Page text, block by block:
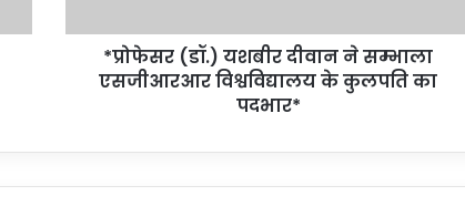
*प्रोफेसर (डॉ.) यशबीर दीवान ने सम्भाला
एसजीआरआर विश्वविद्यालय के कुलपति का
पदभार*